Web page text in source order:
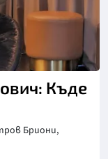
Къде
Бриони,